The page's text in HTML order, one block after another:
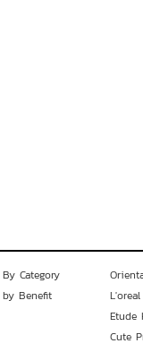
Category
by Benefit
L'oreal
Etude
Cute